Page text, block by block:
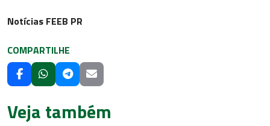
Notícias FEEB PR
COMPARTILHE
Veja também